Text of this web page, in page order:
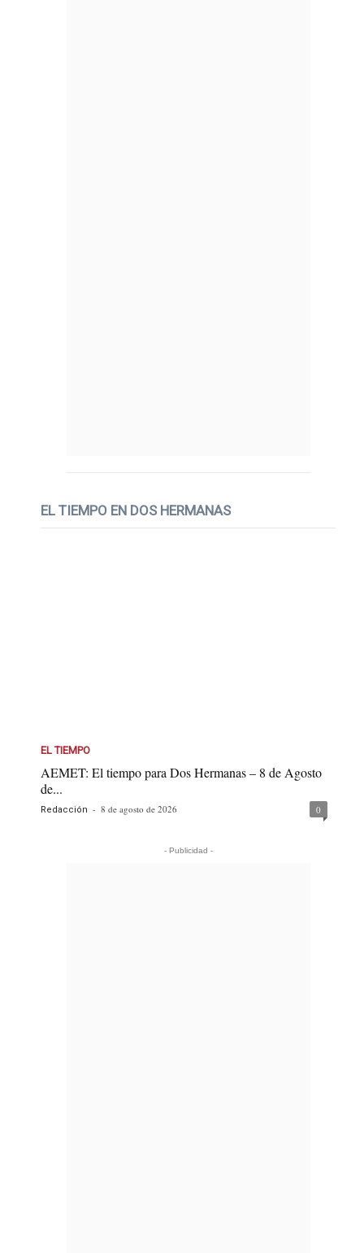
EL TIEMPO EN DOS HERMANAS
EL TIEMPO
AEMET: El tiempo para Dos Hermanas – 8 de Agosto
de...
Redacción - 8 de agosto de 2026 0
- Publicidad -